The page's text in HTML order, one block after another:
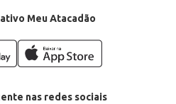
Meu Atacadão
nas redes sociais